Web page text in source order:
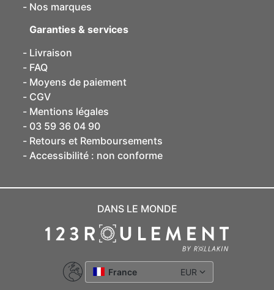
Nos marques
Garanties & services
Livraison
FAQ
Moyens de paiement
CGV
Mentions légales
03 59 36 04 90
Retours et Remboursements
Accessibilité : non conforme
DANS LE MONDE
France EUR